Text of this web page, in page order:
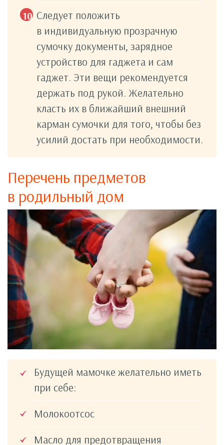
Следует положить
в индивидуальную прозрачную
сумочку документы, зарядное
устройство для гаджета и сам
гаджет. Эти вещи рекомендуется
держать под рукой. Желательно
класть их в ближайший внешний
карман сумочки для того, чтобы без
усилий достать при необходимости.
Перечень предметов
в родильный дом
Будущей мамочке желательно иметь
при себе:
Молокоотсос
Масло для предотвращения